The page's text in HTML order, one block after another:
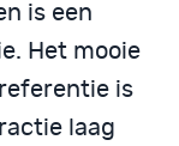
is een
Het mooie
is
laag